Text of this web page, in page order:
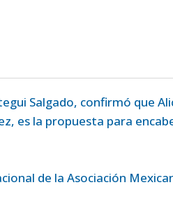
Salgado, confirmó que
es la propuesta para
de la Asociación